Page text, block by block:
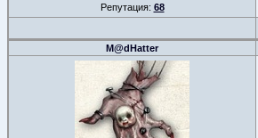
Репутация: 68
M@dHatter